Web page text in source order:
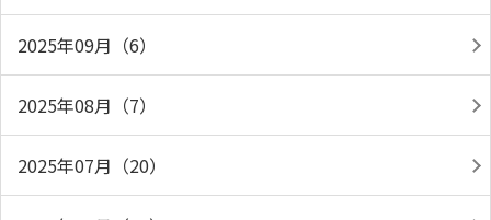
2025年09月（6）
2025年08月（7）
2025年07月（20）